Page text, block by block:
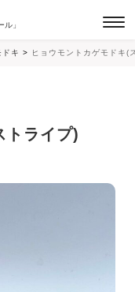
」
キ > ヒョウモントカゲモドキ
トライプ)